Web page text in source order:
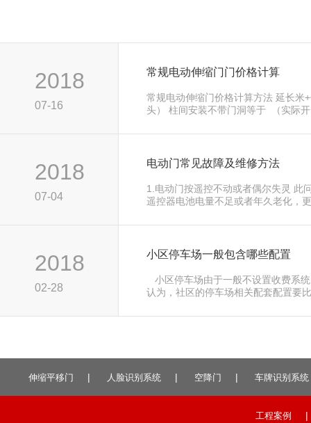
2018
07-16
常规电动伸缩门门价格计算
常规电动伸缩门价格计算方法 延长米
头） 柱间安装不带门洞等于 （实际
2018
07-04
电动门常见故障及维修方法
1.电动门按遥控不动或者偶尔失灵 此
遥控器电池电量不足或者年久老化，
2018
02-28
小区停车场一般包含哪些配置
小区停车场由于一般不设置收费系
认为，社区的停车场相关配套配置要
除了没有收费管理，其他的硬件设...
伸缩平移门 | 人脸识别系统 | 空降门 | 车牌识别系统
工程案例
|